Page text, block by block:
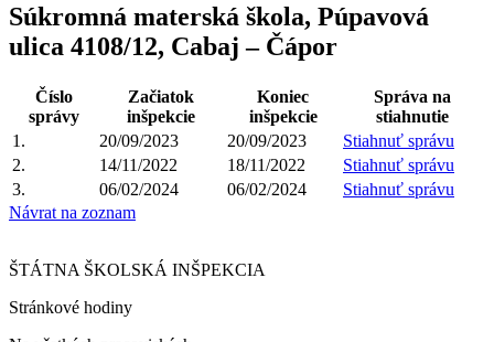
Súkromná materská škola, Púpavová
ulica 4108/12, Cabaj – Čápor
Číslo
správy
Začiatok
inšpekcie
Koniec
inšpekcie
Správa na
stiahnutie
1.
20/09/2023 20/09/2023
Stiahnuť správu
2.
14/11/2022 18/11/2022
Stiahnuť správu
3.
06/02/2024 06/02/2024
Stiahnuť správu
Návrat na zoznam
ŠTÁTNA ŠKOLSKÁ INŠPEKCIA
Stránkové hodiny​